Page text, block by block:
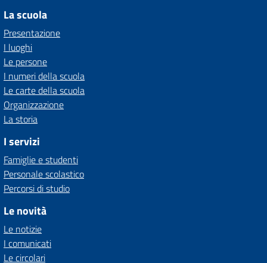
La scuola
Presentazione
I luoghi
Le persone
I numeri della scuola
Le carte della scuola
Organizzazione
La storia
I servizi
Famiglie e studenti
Personale scolastico
Percorsi di studio
Le novità
Le notizie
I comunicati
Le circolari